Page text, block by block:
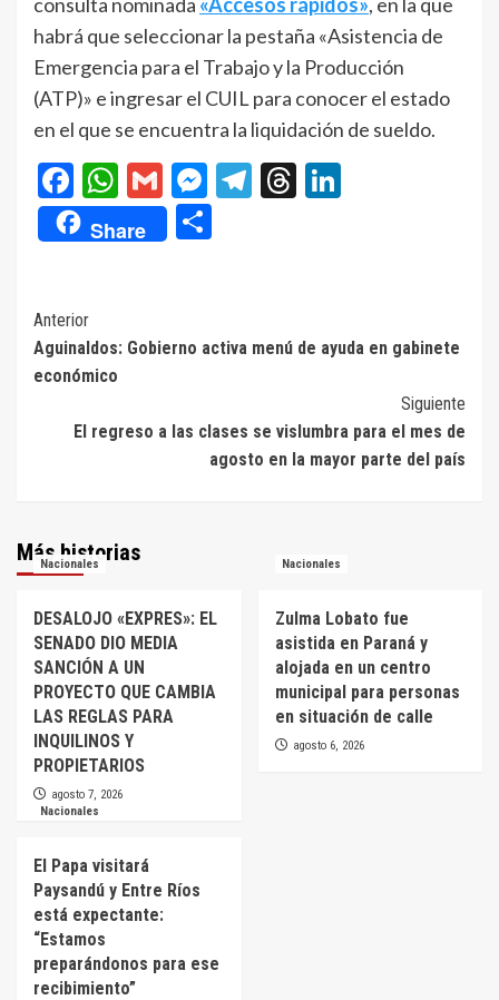
habrá que seleccionar la pestaña «Asistencia de
Emergencia para el Trabajo y la Producción
(ATP)» e ingresar el CUIL para conocer el estado
en el que se encuentra la liquidación de sueldo.
Facebook
WhatsApp
GmailMessenger
Telegram
Threads
Share
Navegación
de
Anterior
Aguinaldos: Gobierno activa menú de ayuda en gabinete
económico
Siguiente
El regreso a las clases se vislumbra para el mes de
agosto en la mayor parte del país
Más historias
Nacionales
DESALOJO «EXPRES»: EL
SENADO DIO MEDIA
SANCIÓN A UN
PROYECTO QUE CAMBIA
LAS REGLAS PARA
INQUILINOS Y
PROPIETARIOS
agosto 7, 2026
Nacionales
Zulma Lobato fue
asistida en Paraná y
alojada en un centro
municipal para personas
en situación de calle
agosto 6, 2026
Nacionales
El Papa visitará
Paysandú y Entre Ríos
está expectante:
“Estamos
preparándonos para ese
recibimiento”